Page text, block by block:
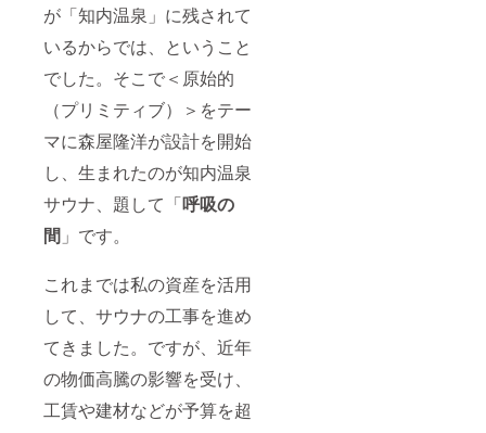
が「知内温泉」に残されて
いるからでは、ということ
でした。そこで＜原始的
（プリミティブ）＞をテー
マに森屋隆洋が設計を開始
し、生まれたのが知内温泉
サウナ、題して「呼吸の
間 」です。
これまでは私の資産を活用
して、サウナの工事を進め
てきました。ですが、近年
の物価高騰の影響を受け、
工賃や建材などが予算を超